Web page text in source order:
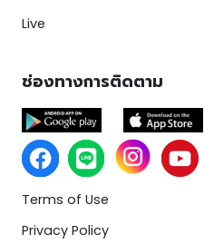
Live
ช่องทางการติดตาม
Terms of Use
Privacy Policy